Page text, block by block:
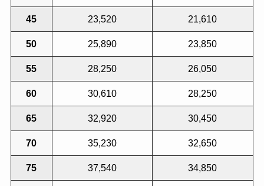
45 23,520 21,610
50 25,890 23,850
55 28,250 26,050
60 30,610 28,250
65 32,920 30,450
70 35,230 32,650
75 37,540 34,850